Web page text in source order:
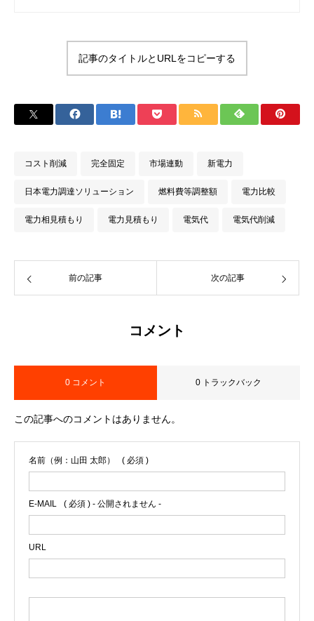
記事のタイトルとURLをコピーする
コスト削減 完全固定 市場連動 新電力
日本電力調達ソリューション 燃料費等調整額 電力比較
電力相見積もり 電力見積もり 電気代 電気代削減
前の記事 次の記事
コメント
0 コメント 0 トラックバック
この記事へのコメントはありません。
名前（例：山田 太郎） ( 必須 )
E-MAIL ( 必須 ) - 公開されません -
URL